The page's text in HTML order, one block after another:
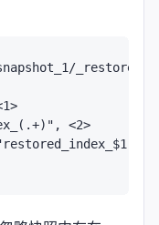
_restore
<2>